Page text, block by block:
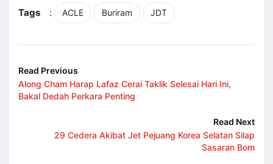
Tags
: ACLE Buriram JDT
Read Previous
Along Cham Harap Lafaz Cerai Taklik Selesai Hari Ini,
Bakal Dedah Perkara Penting
Read Next
29 Cedera Akibat Jet Pejuang Korea Selatan Silap
Sasaran Bom